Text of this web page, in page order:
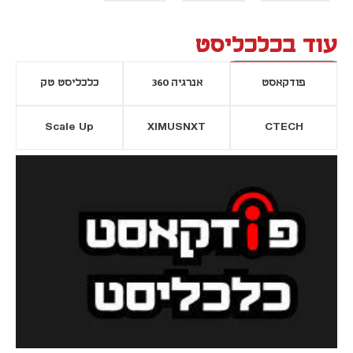
עוד בכלכליסט
פודקאסט אנרגיה 360 כלכליסט טק
CTECH
XIMUSNXT
Scale Up
נפתח בכרטיסייה חדשה חדשה